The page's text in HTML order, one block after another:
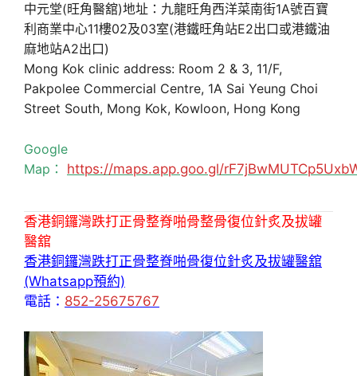
中元堂(旺角醫舘)地址：九龍旺角西洋菜南街1A號百寶
利商業中心11樓02及03室(港鐵旺角站E2出口或港鐵油
麻地站A2出口)
Mong Kok clinic address: Room 2 & 3, 11/F,
Pakpolee Commercial Centre, 1A Sai Yeung Choi
Street South, Mong Kok, Kowloon, Hong Kong
Google
Map： https://maps.app.goo.gl/
香港銅鑼灣跌打正骨整脊啪骨整骨復位針炙及拔罐
醫舘
香港銅鑼灣跌打正骨整脊啪骨復位針炙及拔罐醫舘
(Whatsapp預約)
電話： 852-25675767